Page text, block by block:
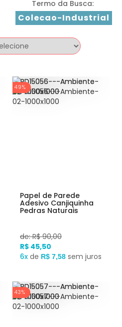
Colecao-Industrial
49%
Papel de Parede
Adesivo Canjiquinha
Pedras Naturais
de: R$ 90,00
R$ 45,50
6x de R$ 7,58 sem juros
43%